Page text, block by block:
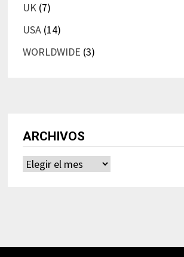
UK(7)
USA(14)
WORLDWIDE (3)
ARCHIVOS
Archivos